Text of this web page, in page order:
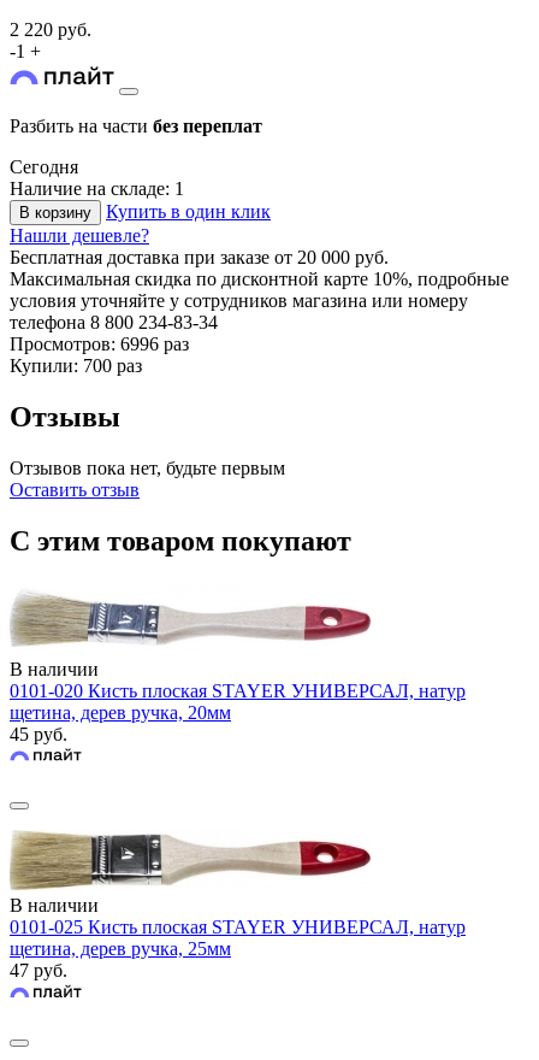
2 220 руб.
-1 +
Разбить на части без переплат
Сегодня
Наличие на складе: 1
В корзину
Купить в один клик
Нашли дешевле?
Бесплатная доставка при заказе от 20 000 руб.
Максимальная скидка по дисконтной карте 10%, подробные
условия уточняйте у сотрудников магазина или номеру
телефона 8 800 234-83-34
Просмотров: 6996 раз
Купили: 700 раз
Отзывы
Отзывов пока нет, будьте первым
Оставить отзыв
С этим товаром покупают
В наличии
0101-020 Кисть плоская STAYER УНИВЕРСАЛ, натур
щетина, дерев ручка, 20мм
45 руб.
В наличии
0101-025 Кисть плоская STAYER УНИВЕРСАЛ, натур
щетина, дерев ручка, 25мм
47 руб.